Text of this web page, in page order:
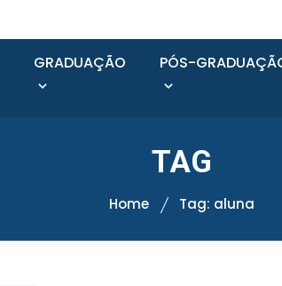
GRADUAÇÃO PÓS-
TAG
Home Tag: aluna